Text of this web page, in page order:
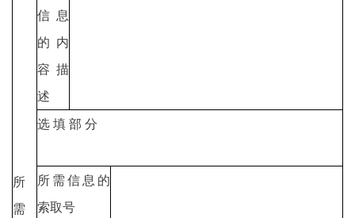
所
需
信息
的内
容描
述
选 填 部 分
所需信息的
索取号